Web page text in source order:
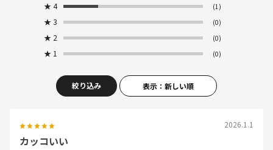
★ 4 (1)
★ 3 (0)
★ 2 (0)
★ 1 (0)
絞り込み 表示：新しい順
2026.1.1
カッコいい